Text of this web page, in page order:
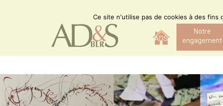
ADS
Notre
engagement
Ce site n'utilise pas de cookies à des